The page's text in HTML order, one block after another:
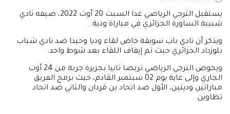
يستقبل الترجي الرياضي غدا السبت 20 أوت 2022، ضيفه نادي
شبيبة الساورة الجزائري في مباراة ودية .
ويذكر أن نادي باب سويقة خاض لقاء وديا وحيدا ضد نادي شباب
بلوزداد الجزائري حيث تم إيقاف اللقاء بعد شوط واحد.
ويخوض الترجي الرياضي تربصا ثانيا بجزيرة جربة من 24 أوت
الجاري وإلى غاية يوم 02 سبتمبر القادم، حيث برمج الفريق
مباراتين وديتين، الأول ضد اتحاد بن قردان والثاني ضد اتحاد
تطاوين.